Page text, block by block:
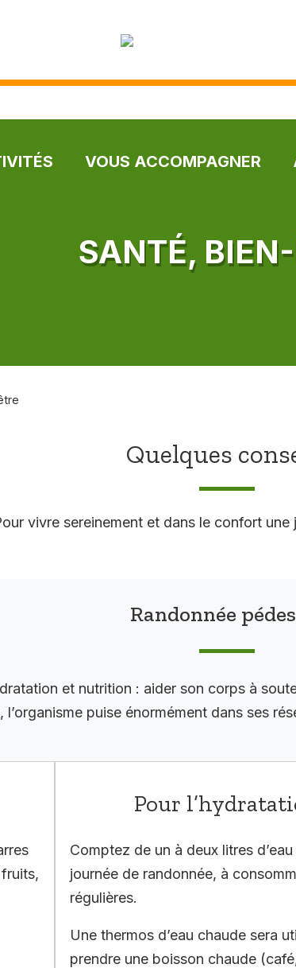
VOUS ACCOMPAGNER
SANTÉ,
Quelques
vivre sereinement et dans le confort
Randonnée
et nutrition : aider son corps à
puise énormément dans ses
Pour
Comptez de un à deux litres
journée de randonnée, à
régulières.
Une thermos d’eau chaude sera
prendre une boisson chaude